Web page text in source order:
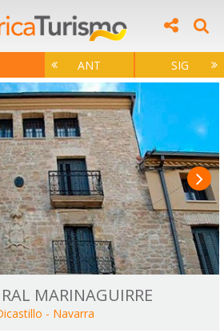
ANT SIG
MARINAGUIRRE
- Navarra